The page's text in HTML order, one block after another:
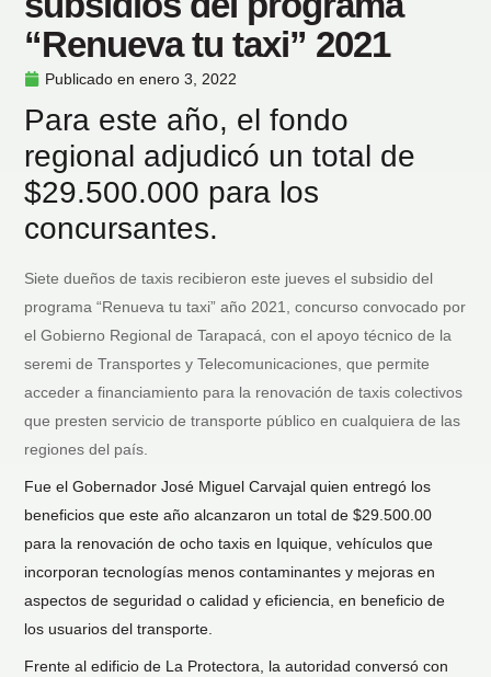
“Renueva tu taxi” 2021
Publicado en enero 3, 2022
Para este año, el fondo
regional adjudicó un total de
$29.500.000 para los
concursantes.
Siete dueños de taxis recibieron este jueves el subsidio del
programa “Renueva tu taxi” año 2021, concurso convocado por
el Gobierno Regional de Tarapacá, con el apoyo técnico de la
seremi de Transportes y Telecomunicaciones, que permite
acceder a financiamiento para la renovación de taxis colectivos
que presten servicio de transporte público en cualquiera de las
regiones del país.
Fue el Gobernador José Miguel Carvajal quien entregó los
beneficios que este año alcanzaron un total de $29.500.00
para la renovación de ocho taxis en Iquique, vehículos que
incorporan tecnologías menos contaminantes y mejoras en
aspectos de seguridad o calidad y eficiencia, en beneficio de
los usuarios del transporte.
Frente al edificio de La Protectora, la autoridad conversó con